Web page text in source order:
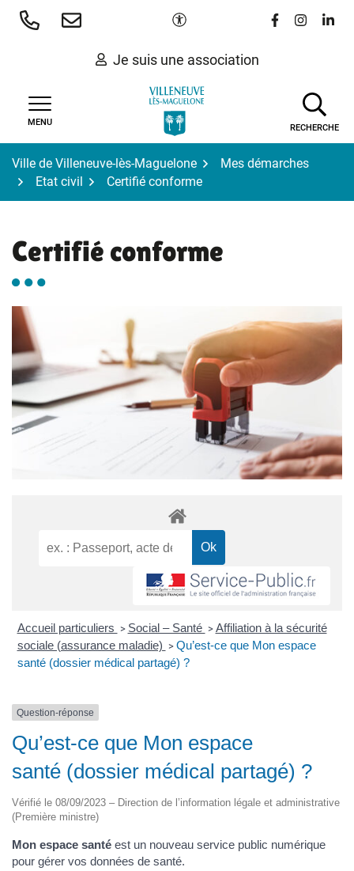
Aller
Paramètres d'accessibilité
Lien vers le
Lien vers
Lien
Je suis une association
MENU
RECHERCHE
Ville de Villeneuve-lès-Maguelone
Mes démarches
Etat civil
Certifié conforme
Certifié conforme
Accueil particuliers > Social – Santé > Affiliation à la sécurité
sociale (assurance maladie) > Qu’est-ce que Mon espace
santé (dossier médical partagé) ?
Question-réponse
Qu’est-ce que Mon espace
santé (dossier médical partagé) ?
Vérifié le 08/09/2023 – Direction de l’information légale et administrative
(Première ministre)
Mon espace santé est un nouveau service public numérique
pour gérer vos données de santé.